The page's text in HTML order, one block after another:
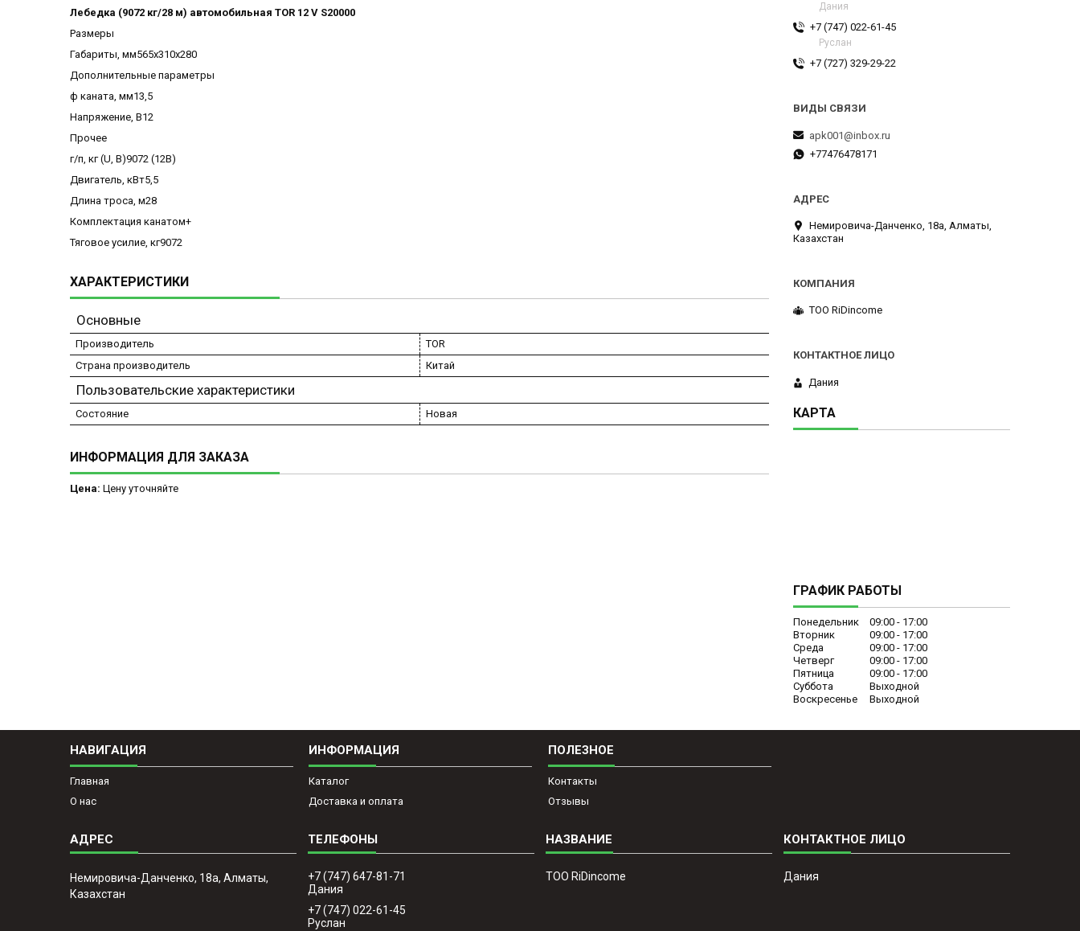
Лебедка (9072 кг/28 м) автомобильная TOR 12 V S20000
Размеры
Габариты, мм565х310х280
Дополнительные параметры
ф каната, мм13,5
Напряжение, В12
Прочее
г/п, кг (U, В)9072 (12В)
Двигатель, кВт5,5
Длина троса, м28
Комплектация канатом+
Тяговое усилие, кг9072
ХАРАКТЕРИСТИКИ
Основные
Производитель
TOR
Страна производитель
Китай
Пользовательские характеристики
Состояние Новая
ИНФОРМАЦИЯ ДЛЯ ЗАКАЗА
Цена: Цену уточняйте
Дания
+7 (747) 022-61-45
Руслан
+7 (727) 329-29-22
apk001@inbox.ru
+77476478171
Немировича-Данченко, 18а, Алматы,
Казахстан
ТОО RiDincome
Дания
КАРТА
ГРАФИК РАБОТЫ
Понедельник 09:00
17:00
Вторник
09:00
17:00
Среда
09:00
17:00
Четверг
09:00
17:00
Пятница
09:00
17:00
Суббота
Выходной
Воскресенье
Выходной
НАВИГАЦИЯ
Главная
О нас
ИНФОРМАЦИЯ
Каталог
Доставка и оплата
ПОЛЕЗНОЕ
Контакты
Отзывы
Немировича-Данченко, 18а, Алматы,
Казахстан
+7 (747) 647-81-71
Дания
+7 (747) 022-61-45
Руслан
ТОО RiDincome Дания